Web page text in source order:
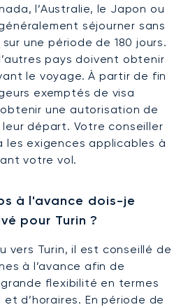
l’Australie, le Japon ou
séjourner sans
sur une période de 180 jours.
pays doivent obtenir
le voyage. À partir de fin
exemptés de visa
une autorisation de
leur départ. Votre conseiller
les exigences applicables à
votre vol.
à l'avance dois-je
pour Turin ?
vers Turin, il est conseillé de
à l’avance afin de
grande flexibilité en termes
et d’horaires. En période de